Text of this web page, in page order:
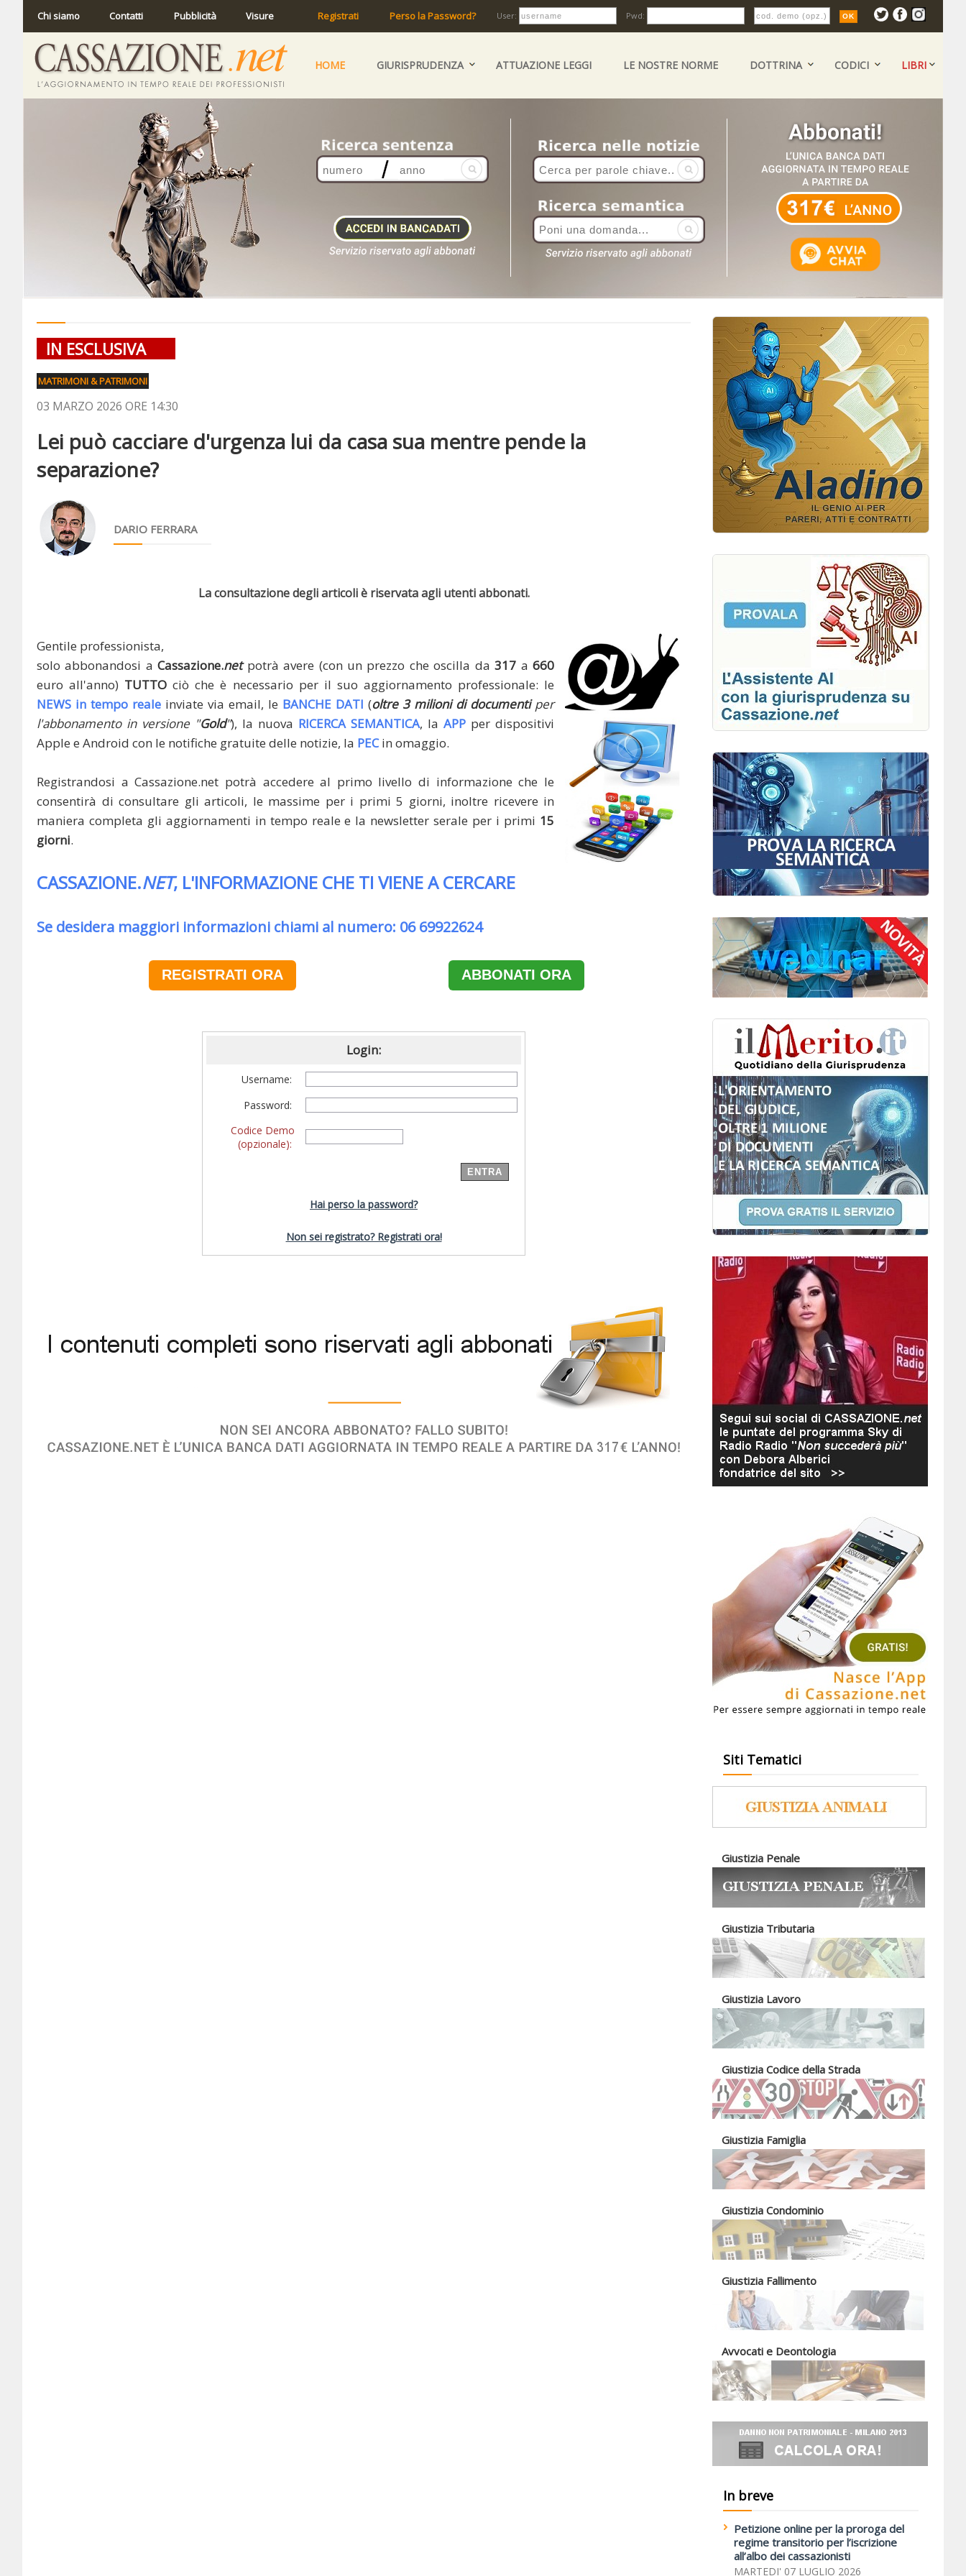
Chi siamo Contatti Pubblicità Visure Registrati Perso la Password? User: Pwd:
HOME GIURISPRUDENZA ATTUAZIONE LEGGI LE NOSTRE NORME DOTTRINA CODICI LIBRI
IN ESCLUSIVA
MATRIMONI & PATRIMONI
03 MARZO 2026 ORE 14:30
Lei può cacciare d'urgenza lui da casa sua mentre pende la
separazione?
DARIO FERRARA
La consultazione degli articoli è riservata agli utenti abbonati.
Gentile professionista,
solo abbonandosi aCassazione.netpotrà avere (con un prezzo che oscilla da317 a660
euro all'anno) TUTTO ciò che è necessario per il suo aggiornamento professionale: le
NEWS in tempo reale inviate via email, le BANCHE DATI (oltre 3 milioni di documentiper
l'abbonamento in versione "Gold"), la nuova RICERCA SEMANTICA, la APP per dispositivi
Apple e Android con le notifiche gratuite delle notizie, la PECin omaggio.
Registrandosi a Cassazione.net potrà accedere al primo livello di informazione che le
consentirà di consultare gli articoli, le massime per i primi 5 giorni, inoltre ricevere in
maniera completa gli aggiornamenti in tempo reale e la newsletter serale per i primi 15
giorni.
CASSAZIONE.NET, L'INFORMAZIONE CHE TI VIENE A CERCARE
Se desidera maggiori informazioni chiami al numero: 06 69922624
REGISTRATI ORA ABBONATI ORA
Login:
Username:
Password:
Codice Demo
(opzionale):
Hai perso la password?
Non sei registrato? Registrati ora!
Siti Tematici
Giustizia Penale
Giustizia Tributaria
Giustizia Lavoro
Giustizia Codice della Strada
Giustizia Famiglia
Giustizia Condominio
Giustizia Fallimento
Avvocati e Deontologia
In breve
Petizione online per la proroga del
regime transitorio per l’iscrizione
all’albo dei cassazionisti
MARTEDI' 07 LUGLIO 2026